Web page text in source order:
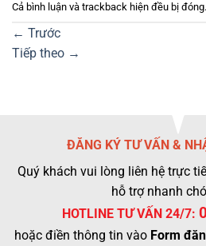
Cả bình luận và trackback hiện đều bị đóng.
← Trước
Tiếp theo →
ĐĂNG KÝ TƯ VẤN &
Quý khách vui lòng liên hệ trực
hỗ trợ nhanh
HOTLINE TƯ VẤN 24/7:
hoặc điền thông tin vào Form